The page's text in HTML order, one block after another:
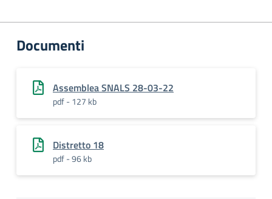
Documenti
Assemblea SNALS 28-03-22
pdf - 127 kb
Distretto 18
pdf - 96 kb